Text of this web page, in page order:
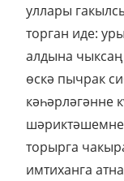
уллары
торган иде:
алдына
өскә пычрак
кәһәрләгәнне
торырга
имтиханга